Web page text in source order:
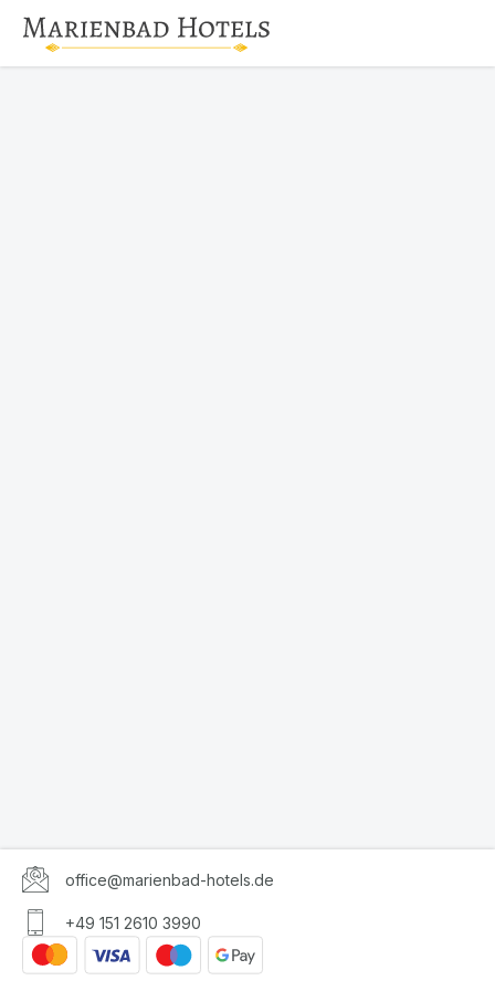
office@marienbad-hotels.de
+49 151 2610 3990